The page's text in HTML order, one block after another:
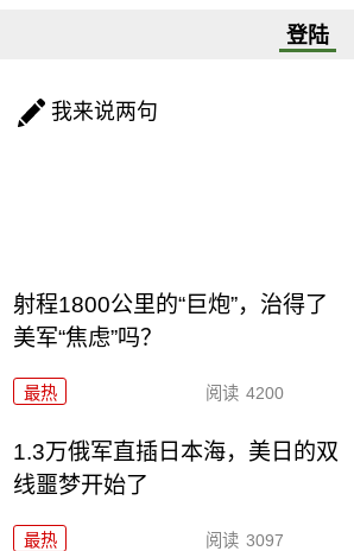
登陆
我来说两句
射程1800公里的“巨炮”，治得了
美军“焦虑”吗？
最热 阅读 4200
1.3万俄军直插日本海，美日的双
线噩梦开始了
最热 阅读 3097